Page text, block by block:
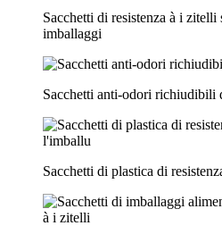
Sacchetti di resistenza à i
imballaggi
Sacchetti anti-odori richiudibili
Sacchetti di plastica di